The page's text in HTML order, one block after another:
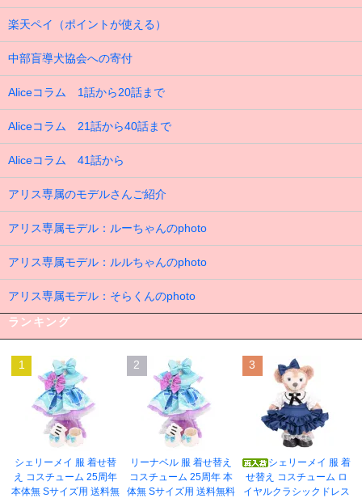
楽天ペイ（ポイントが使える）
中部盲導犬協会への寄付
Aliceコラム 1話から20話まで
Aliceコラム 21話から40話まで
Aliceコラム 41話から
アリス専属のモデルさんご紹介
アリス専属モデル：ルーちゃんのphoto
アリス専属モデル：ルルちゃんのphoto
アリス専属モデル：そらくんのphoto
ランキング
1
シェリーメイ 服 着せ替
え コスチューム 25周年
本体無 Sサイズ用 送料無
2
リーナベル 服 着せ替え
コスチューム 25周年 本
体無 Sサイズ用 送料無料
3
シェリーメイ 服 着
せ替え コスチューム ロ
イヤルクラシックドレス